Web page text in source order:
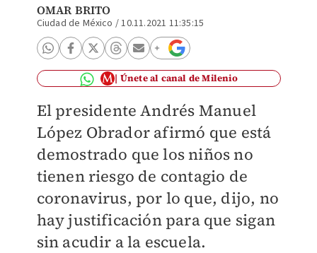
OMAR BRITO
Ciudad de México /10.11.2021 11:35:15
Únete al canal de Milenio
El presidente Andrés Manuel
López Obrador afirmó que está
demostrado que los niños no
tienen riesgo de contagio de
coronavirus, por lo que, dijo, no
hay justificación para que sigan
sin acudir a la escuela.